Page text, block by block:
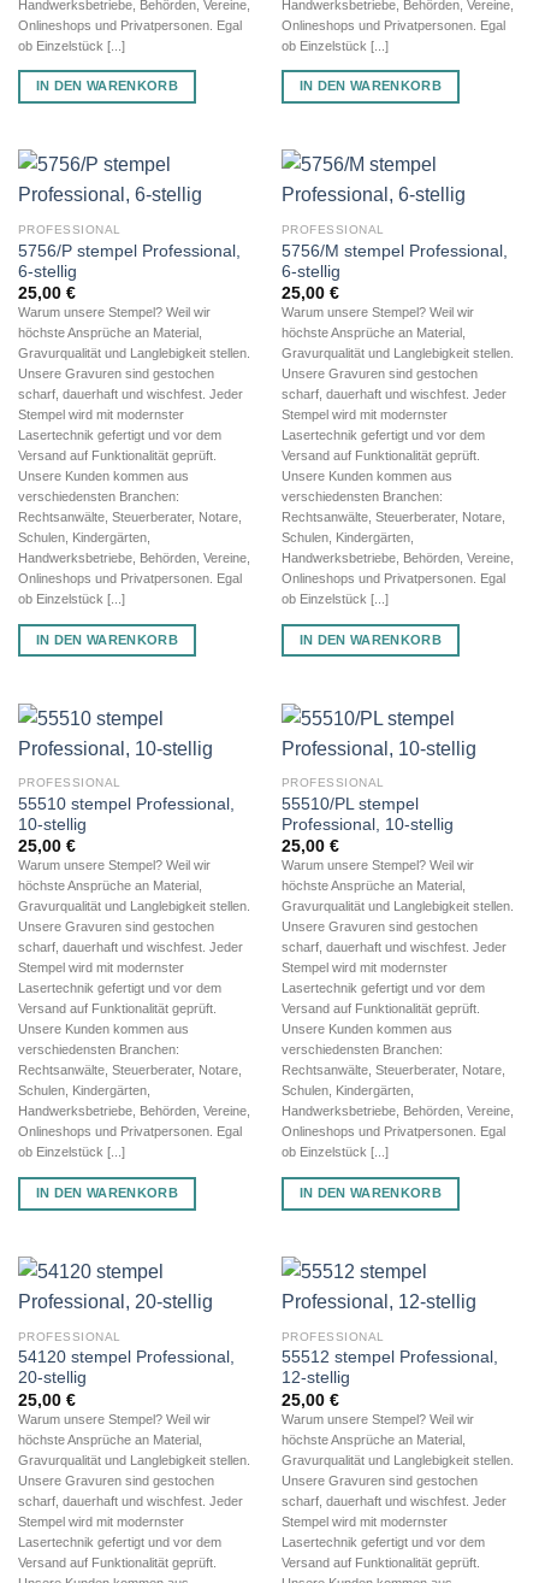
Handwerksbetriebe, Behörden, Vereine,
Onlineshops und Privatpersonen. Egal
ob Einzelstück [...]
IN DEN WARENKORB
Handwerksbetriebe, Behörden, Vereine,
Onlineshops und Privatpersonen. Egal
ob Einzelstück [...]
IN DEN WARENKORB
PROFESSIONAL
5756/P stempel Professional,
6-stellig
25,00 €
Warum unsere Stempel? Weil wir
höchste Ansprüche an Material,
Gravurqualität und Langlebigkeit stellen.
Unsere Gravuren sind gestochen
scharf, dauerhaft und wischfest. Jeder
Stempel wird mit modernster
Lasertechnik gefertigt und vor dem
Versand auf Funktionalität geprüft.
Unsere Kunden kommen aus
verschiedensten Branchen:
Rechtsanwälte, Steuerberater, Notare,
Schulen, Kindergärten,
Handwerksbetriebe, Behörden, Vereine,
Onlineshops und Privatpersonen. Egal
ob Einzelstück [...]
IN DEN WARENKORB
PROFESSIONAL
5756/M stempel Professional,
6-stellig
25,00 €
Warum unsere Stempel? Weil wir
höchste Ansprüche an Material,
Gravurqualität und Langlebigkeit stellen.
Unsere Gravuren sind gestochen
scharf, dauerhaft und wischfest. Jeder
Stempel wird mit modernster
Lasertechnik gefertigt und vor dem
Versand auf Funktionalität geprüft.
Unsere Kunden kommen aus
verschiedensten Branchen:
Rechtsanwälte, Steuerberater, Notare,
Schulen, Kindergärten,
Handwerksbetriebe, Behörden, Vereine,
Onlineshops und Privatpersonen. Egal
ob Einzelstück [...]
IN DEN WARENKORB
PROFESSIONAL
55510 stempel Professional,
10-stellig
25,00 €
Warum unsere Stempel? Weil wir
höchste Ansprüche an Material,
Gravurqualität und Langlebigkeit stellen.
Unsere Gravuren sind gestochen
scharf, dauerhaft und wischfest. Jeder
Stempel wird mit modernster
Lasertechnik gefertigt und vor dem
Versand auf Funktionalität geprüft.
Unsere Kunden kommen aus
verschiedensten Branchen:
Rechtsanwälte, Steuerberater, Notare,
Schulen, Kindergärten,
Handwerksbetriebe, Behörden, Vereine,
Onlineshops und Privatpersonen. Egal
ob Einzelstück [...]
IN DEN WARENKORB
PROFESSIONAL
55510/PL stempel
Professional, 10-stellig
25,00 €
Warum unsere Stempel? Weil wir
höchste Ansprüche an Material,
Gravurqualität und Langlebigkeit stellen.
Unsere Gravuren sind gestochen
scharf, dauerhaft und wischfest. Jeder
Stempel wird mit modernster
Lasertechnik gefertigt und vor dem
Versand auf Funktionalität geprüft.
Unsere Kunden kommen aus
verschiedensten Branchen:
Rechtsanwälte, Steuerberater, Notare,
Schulen, Kindergärten,
Handwerksbetriebe, Behörden, Vereine,
Onlineshops und Privatpersonen. Egal
ob Einzelstück [...]
IN DEN WARENKORB
PROFESSIONAL
54120 stempel Professional,
20-stellig
25,00 €
Warum unsere Stempel? Weil wir
höchste Ansprüche an Material,
Gravurqualität und Langlebigkeit stellen.
Unsere Gravuren sind gestochen
scharf, dauerhaft und wischfest. Jeder
Stempel wird mit modernster
Lasertechnik gefertigt und vor dem
Versand auf Funktionalität geprüft.
PROFESSIONAL
55512 stempel Professional,
12-stellig
25,00 €
Warum unsere Stempel? Weil wir
höchste Ansprüche an Material,
Gravurqualität und Langlebigkeit stellen.
Unsere Gravuren sind gestochen
scharf, dauerhaft und wischfest. Jeder
Stempel wird mit modernster
Lasertechnik gefertigt und vor dem
Versand auf Funktionalität geprüft.